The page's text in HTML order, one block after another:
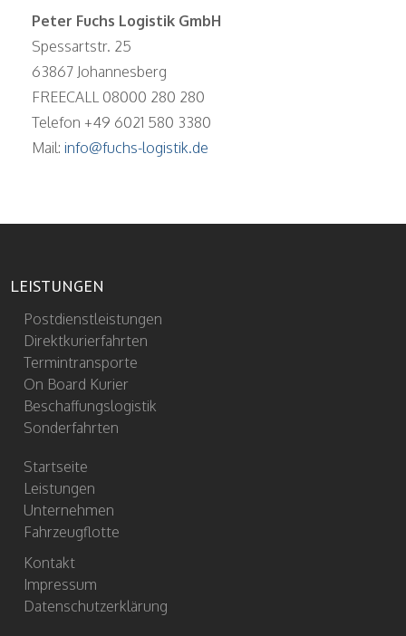
Peter Fuchs Logistik GmbH
Spessartstr. 25
63867 Johannesberg
FREECALL 08000 280 280
Telefon +49 6021 580 3380
Mail: info@fuchs-logistik.de
LEISTUNGEN
Postdienstleistungen
Direktkurierfahrten
Termintransporte
On Board Kurier
Beschaffungslogistik
Sonderfahrten
Startseite
Leistungen
Unternehmen
Fahrzeugflotte
Kontakt
Impressum
Datenschutzerklärung